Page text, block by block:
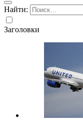
Найти:
Заголовки